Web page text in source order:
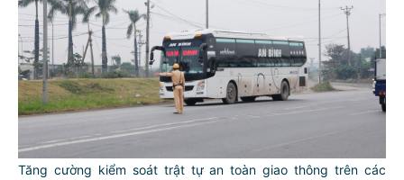
Tăng cường kiểm soát trật tự an toàn giao thông trên các